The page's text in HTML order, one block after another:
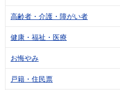
高齢者・介護・障がい者
健康・福祉・医療
お悔やみ
戸籍・住民票